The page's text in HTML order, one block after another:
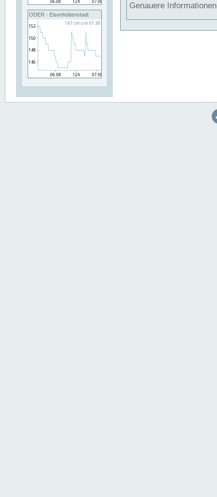
ODER - Eisenhüttenstadt
Genauere